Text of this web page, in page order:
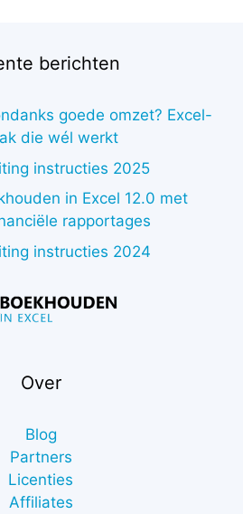
berichten
goede omzet? Excel-
die wél werkt
instructies 2025
in Excel 12.0 met
rapportages
instructies 2024
Over
Blog
Partners
Licenties
Affiliates